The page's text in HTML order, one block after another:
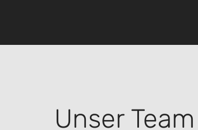
Unser Team